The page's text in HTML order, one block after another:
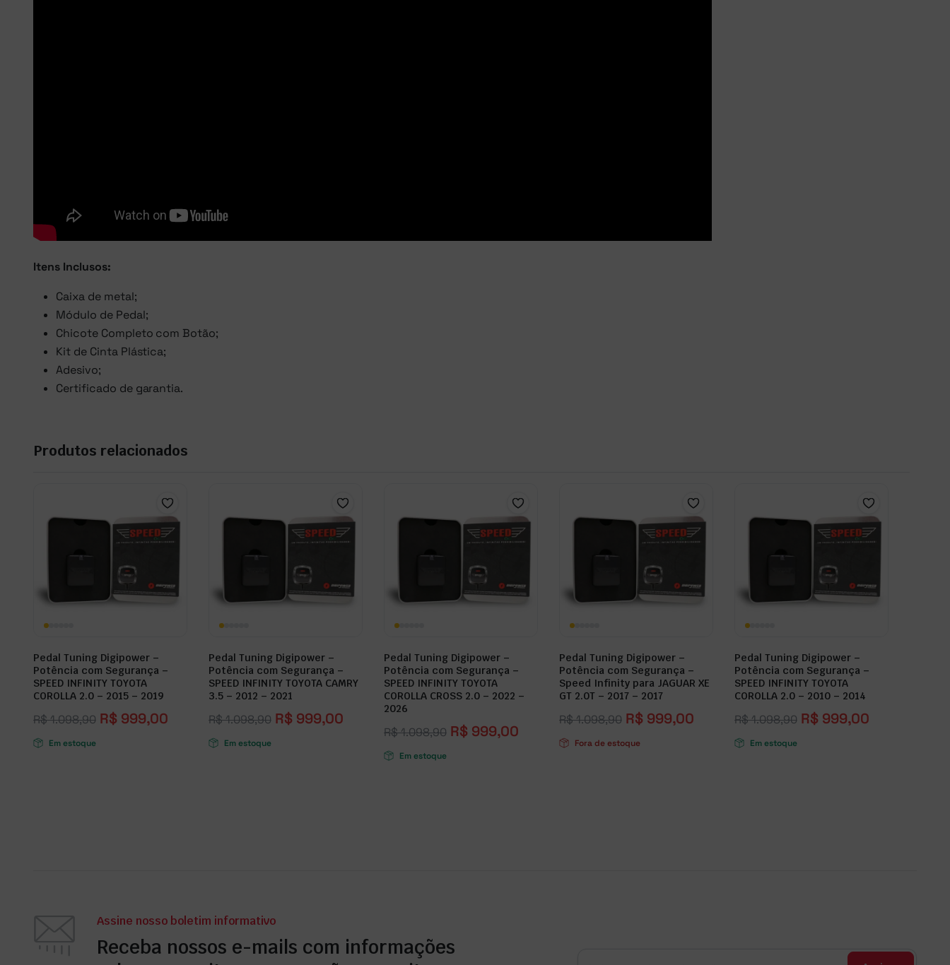
Itens Inclusos:
Caixa de metal;
Módulo de Pedal;
Chicote Completo com Botão;
Kit de Cinta Plástica;
Adesivo;
Certificado de garantia.
Produtos relacionados
Pedal Tuning Digipower –
Potência com Segurança –
SPEED INFINITY TOYOTA
COROLLA 2.0 – 2015 – 2019
R$1.098,90 R$ 999,00
Em estoque
Pedal Tuning Digipower –
Potência com Segurança –
SPEED INFINITY TOYOTA CAMRY
3.5 – 2012 – 2021
R$1.098,90 R$ 999,00
Em estoque
Pedal Tuning Digipower –
Potência com Segurança –
SPEED INFINITY TOYOTA
COROLLA CROSS 2.0 – 2022 –
2026
R$1.098,90 R$ 999,00
Em estoque
Pedal Tuning Digipower –
Potência com Segurança –
Speed Infinity para JAGUAR XE
GT 2.0T – 2017 – 2017
R$1.098,90 R$ 999,00
Fora de estoque
Pedal Tuning Digipower –
Potência com Segurança –
SPEED INFINITY TOYOTA
COROLLA 2.0 – 2010 – 2014
R$1.098,90 R$ 999,00
Em estoque
Assine nosso boletim informativo
Receba nossos e-mails com informações